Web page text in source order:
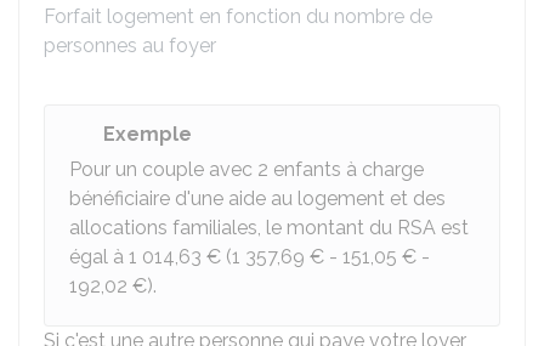
Forfait logement en fonction du nombre de
personnes au foyer
Exemple
Pour un couple avec 2 enfants à charge
bénéficiaire d'une aide au logement et des
allocations familiales, le montant du RSA est
égal à 1 014,63 € (1 357,69 € - 151,05 € -
192,02 €).
Si c'est une autre personne qui paye votre loyer,